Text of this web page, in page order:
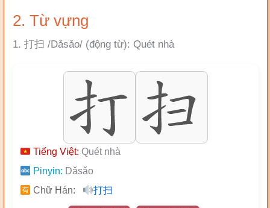
2. Từ vựng
1. 打扫 /Dǎsǎo/ (động từ): Quét nhà
Tiếng Việt: Quét nhà
Pinyin: Dǎsǎo
Chữ Hán:
打扫